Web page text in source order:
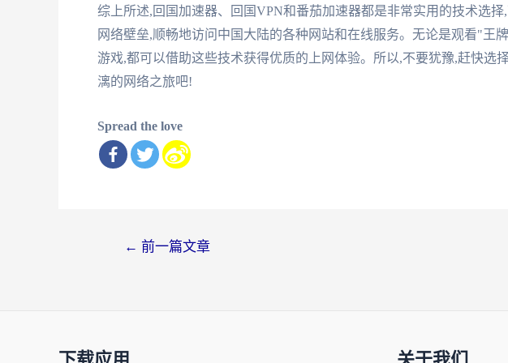
综上所述,回国加速器、回国VPN和番茄加速器都是非常实用的技术选
网络壁垒,顺畅地访问中国大陆的各种网站和在线服务。无论是观看"王
游戏,都可以借助这些技术获得优质的上网体验。所以,不要犹豫,赶快选
漓的网络之旅吧!
Spread the love
← 前一篇文章